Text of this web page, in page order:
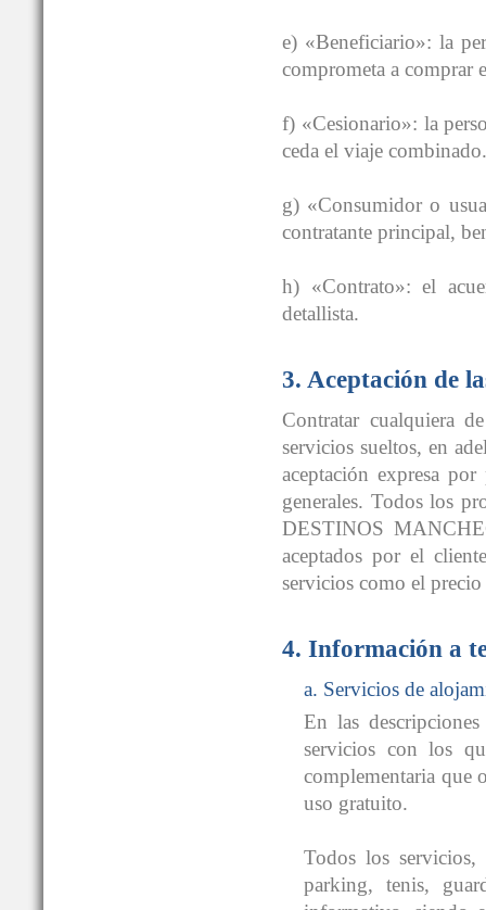
e) «Beneficiario»: la
comprometa a comprar
f) «Cesionario»: la
ceda el viaje combinado.
g) «Consumidor o
contratante principal,
h) «Contrato»: el
detallista.
3. Aceptación de
Contratar cualquiera
servicios sueltos, en
aceptación expresa
generales. Todos los
DESTINOS
aceptados por el
servicios como el
4. Información a
a. Servicios de
En las
servicios con los
complementaria que
uso gratuito.
Todos los servicios,
parking, tenis,